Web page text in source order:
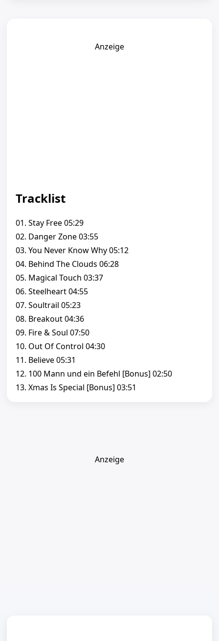
Anzeige
Tracklist
01. Stay Free 05:29
02. Danger Zone 03:55
03. You Never Know Why 05:12
04. Behind The Clouds 06:28
05. Magical Touch 03:37
06. Steelheart 04:55
07. Soultrail 05:23
08. Breakout 04:36
09. Fire & Soul 07:50
10. Out Of Control 04:30
11. Believe 05:31
12. 100 Mann und ein Befehl [Bonus] 02:50
13. Xmas Is Special [Bonus] 03:51
Anzeige